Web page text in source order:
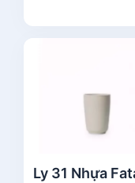
Ly 31 Nhựa